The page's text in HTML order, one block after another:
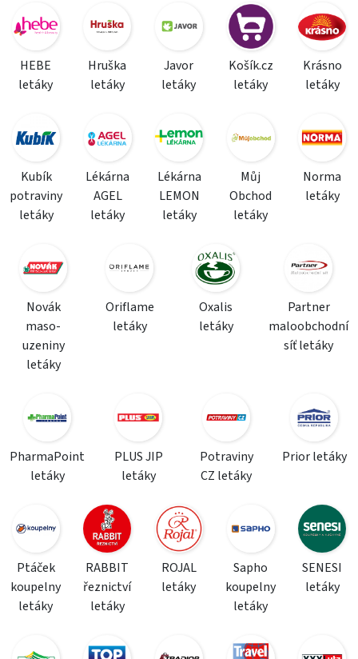
HEBE
letáky
Hruška
letáky
Javor
letáky
Košík.cz
letáky
Krásno
letáky
Kubík
potraviny
letáky
Lékárna
AGEL
letáky
Lékárna
LEMON
letáky
Můj
Obchod
letáky
Norma
letáky
Novák
maso-
uzeniny
letáky
Oriflame
letáky
Oxalis
letáky
Partner
maloobchodní
síť letáky
PharmaPoint
letáky
PLUS JIP
letáky
Potraviny
CZ letáky
Prior letáky
Ptáček
koupelny
letáky
RABBIT
řeznictví
letáky
ROJAL
letáky
Sapho
koupelny
letáky
SENESI
letáky